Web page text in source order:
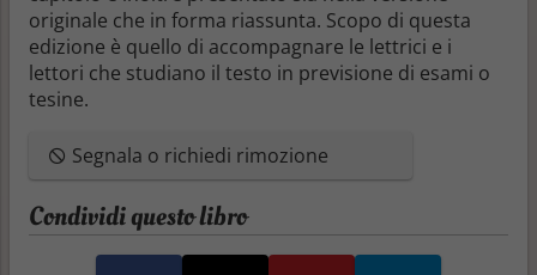
originale che in forma riassunta. Scopo di questa
edizione è quello di accompagnare le lettrici e i
lettori che studiano il testo in previsione di esami o
tesine.
Segnala o richiedi rimozione
Condividi questo libro